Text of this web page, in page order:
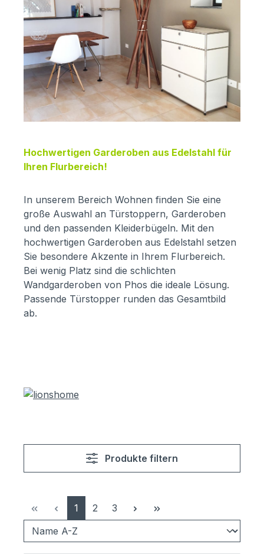
Hochwertigen Garderoben aus Edelstahl für
Ihren Flurbereich!
In unserem Bereich Wohnen finden Sie eine
große Auswahl an Türstoppern, Garderoben
und den passenden Kleiderbügeln. Mit den
hochwertigen Garderoben aus Edelstahl setzen
Sie besondere Akzente in Ihrem Flurbereich.
Bei wenig Platz sind die schlichten
Wandgarderoben von Phos die ideale Lösung.
Passende Türstopper runden das Gesamtbild
ab.
Produkte filtern
Seite
1 Seite
2 Seite
3